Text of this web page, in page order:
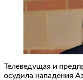
Телеведущая и
осудила нападения